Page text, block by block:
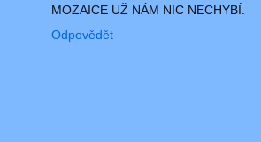
MOZAICE UŽ NÁM NIC NECHYBÍ.
Odpovědět